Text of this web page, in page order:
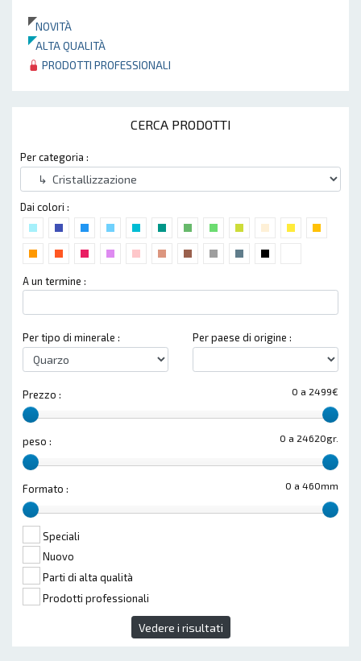
NOVITÀ
ALTA QUALITÀ
PRODOTTI PROFESSIONALI
CERCA PRODOTTI
Per categoria :
Dai colori :
A un termine :
Per tipo di minerale : Per paese di origine :
0 a 2499€
Prezzo :
0 a 24620gr.
peso :
0 a 460mm
Formato :
Speciali
Nuovo
Parti di alta qualità
Prodotti professionali
Vedere i risultati